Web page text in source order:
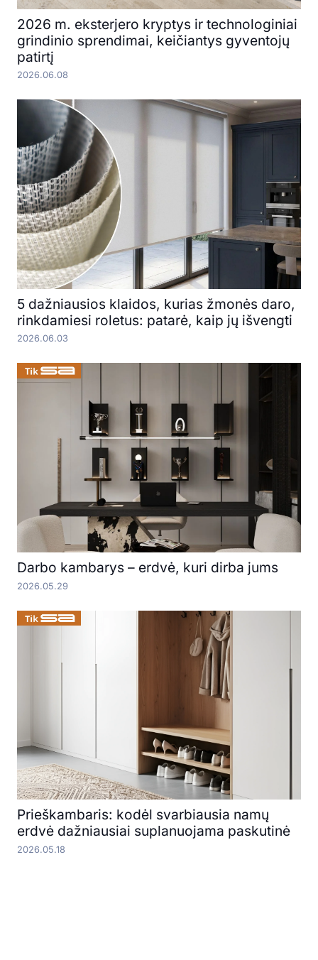
2026 m. eksterjero kryptys ir technologiniai
grindinio sprendimai, keičiantys gyventojų
patirtį
2026.06.08
5 dažniausios klaidos, kurias žmonės daro,
rinkdamiesi roletus: patarė, kaip jų išvengti
2026.06.03
Darbo kambarys – erdvė, kuri dirba jums
2026.05.29
Prieškambaris: kodėl svarbiausia namų
erdvė dažniausiai suplanuojama paskutinė
2026.05.18